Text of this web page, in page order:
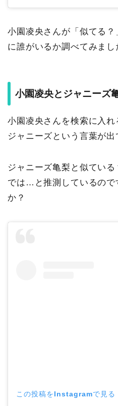
小園凌央さんが「似てる？
に誰がいるか調べてみまし
小園凌央とジャニーズ
小園凌央さんを検索に入
ジャニーズという言葉が出
ジャニーズ亀梨と似てい
では…と推測しているので
か？
この投稿をInstagramで見る